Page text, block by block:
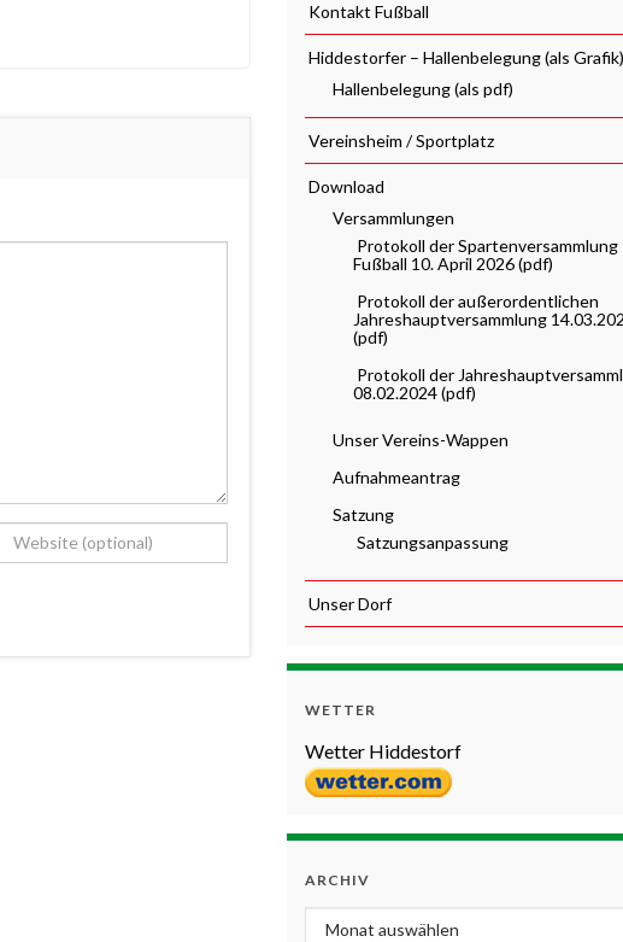
Kontakt Fußball
Hiddestorfer – Hallenbelegung (als Grafik)
Hallenbelegung (als pdf)
Vereinsheim / Sportplatz
Download
Versammlungen
Protokoll der Spartenversammlung
Fußball 10. April 2026 (pdf)
Protokoll der außerordentlichen
Jahreshauptversammlung
(pdf)
Protokoll der
08.02.2024 (pdf)
Unser Vereins-Wappen
Aufnahmeantrag
Satzung
Satzungsanpassung
Unser Dorf
WETTER
Wetter Hiddestorf
ARCHIV
Archiv